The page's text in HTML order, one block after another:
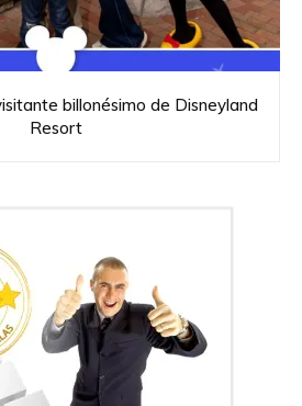
billonésimo de Disneyland
Resort